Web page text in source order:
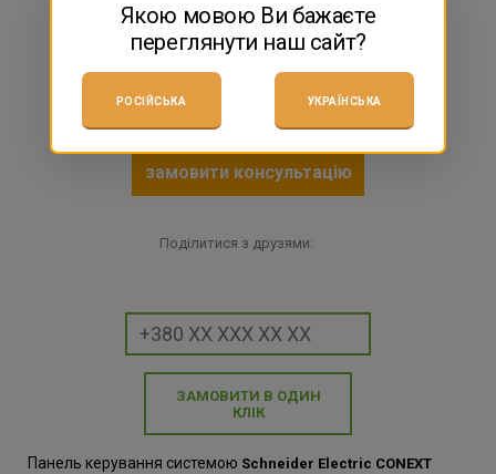
$455
Очікування 2-3 дні
замовити консультацію
Поділитися з друзями:
ЗАМОВИТИ В ОДИН
КЛІК
Панель керування системою Schneider Electric CONEXT
Якою мовою Ви бажаєте
переглянути наш сайт?
РОСІЙСЬКА УКРАЇНСЬКА